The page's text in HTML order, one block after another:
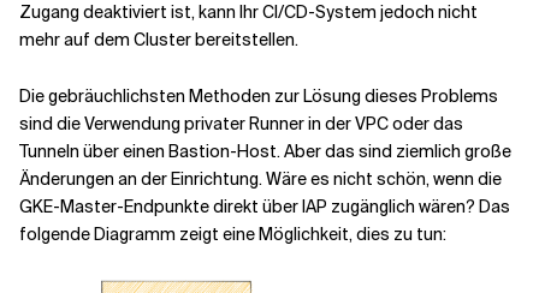
Zugang deaktiviert ist, kann Ihr CI/CD-System jedoch nicht
mehr auf dem Cluster bereitstellen.
Die gebräuchlichsten Methoden zur Lösung dieses Problems
sind die Verwendung privater Runner in der VPC oder das
Tunneln über einen Bastion-Host. Aber das sind ziemlich große
Änderungen an der Einrichtung. Wäre es nicht schön, wenn die
GKE-Master-Endpunkte direkt über IAP zugänglich wären? Das
folgende Diagramm zeigt eine Möglichkeit, dies zu tun: